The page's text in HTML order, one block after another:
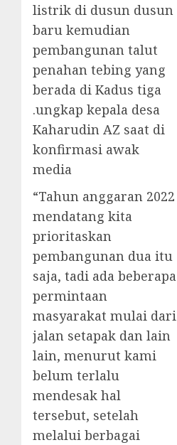
listrik di dusun dusun
baru kemudian
pembangunan talut
penahan tebing yang
berada di Kadus tiga
.ungkap kepala desa
Kaharudin AZ saat di
konfirmasi awak
media
“Tahun anggaran 2022
mendatang kita
prioritaskan
pembangunan dua itu
saja, tadi ada beberapa
permintaan
masyarakat mulai dari
jalan setapak dan lain
lain, menurut kami
belum terlalu
mendesak hal
tersebut, setelah
melalui berbagai